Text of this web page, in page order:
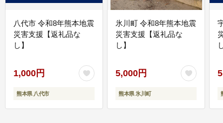
八代市 令和8年熊本地震
災害支援【返礼品な
し】
1,000円
熊本県 八代市
氷川町 令和8年熊本地震
災害支援【返礼品な
し】
5,000円
熊本県 氷川町